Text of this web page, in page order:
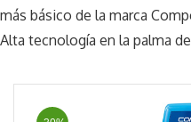
más básico de la marca
Alta tecnología en la palma